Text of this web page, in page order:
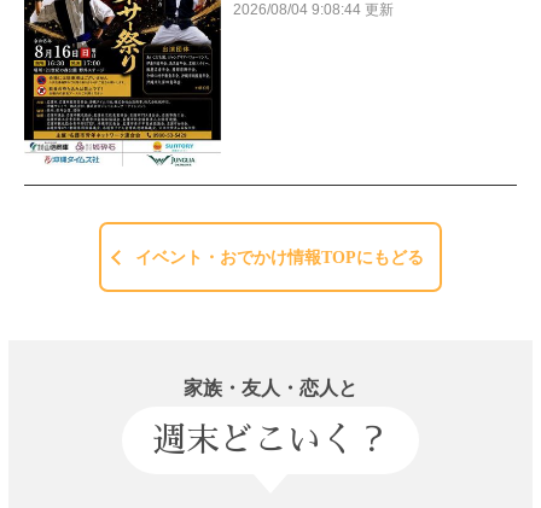
2026/08/04 9:08:44 更新
イベント・おでかけ情報TOPにもどる
家族・友人・恋人と
週末どこいく？